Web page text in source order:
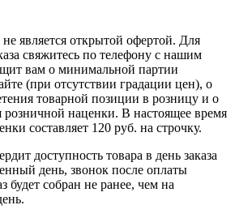
является открытой офертой. Для
свяжитесь по телефону с нашим
вам о минимальной партии
(при отсутствии градации цен), о
товарной позиции в розницу и о
наценки. В настоящее время
составляет 120 руб. на строчку.
доступность товара в день заказа
день, звонок после оплаты
будет собран не ранее, чем на